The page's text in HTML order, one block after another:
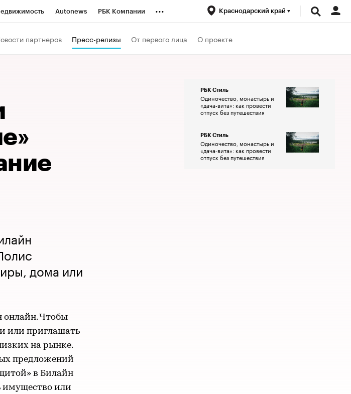
Autonews РБК Компании ... Краснодарский край
партнеров Пресс-релизы От первого лица О проекте
дома или
онлайн. Чтобы
или приглашать
на рынке.
предложений
в Билайн
имущество или
РБК Стиль
Одиночество, монастырь и
«дача-вита»: как провести
отпуск без путешествия
РБК Стиль
Одиночество, монастырь и
«дача-вита»: как провести
отпуск без путешествия